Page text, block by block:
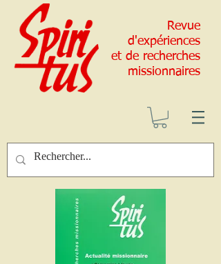
Revue
d'expériences
et de recherches
missionnaires